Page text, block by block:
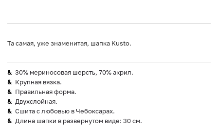
Та самая, уже знаменитая, шапка Kusto.
30% мериносовая шерсть, 70% акрил.
Крупная вязка.
Правильная форма.
Двухслойная.
Сшита с любовью в Чебоксарах.
Длина шапки в развернутом виде: 30 см.